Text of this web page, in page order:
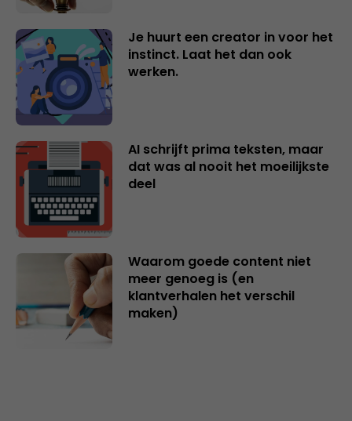
Je huurt een creator in voor het
instinct. Laat het dan ook
werken.
AI schrijft prima teksten, maar
dat was al nooit het moeilijkste
deel
Waarom goede content niet
meer genoeg is (en
klantverhalen het verschil
maken)